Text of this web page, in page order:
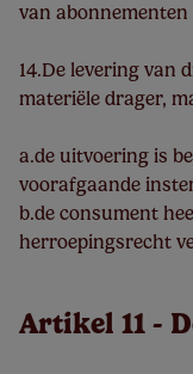
van abonnementen
14.De levering van
materiële drager,
a.de uitvoering is
voorafgaande
b.de consument
herroepingsrecht
Artikel 11 -